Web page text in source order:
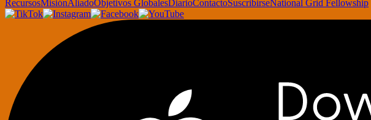
RecursosMisiónAliadoObjetivos GlobalesDiarioContactoSuscribirseNational Grid Fellowship